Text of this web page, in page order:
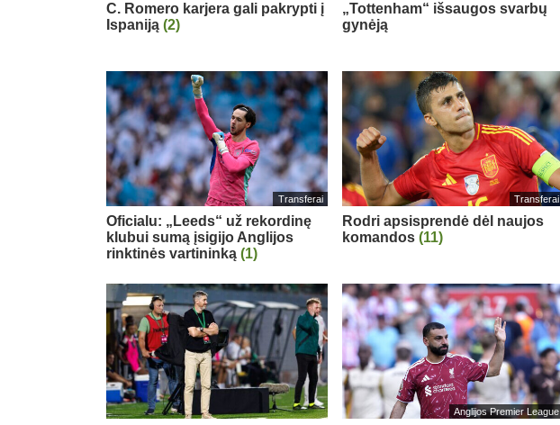
C. Romero karjera gali pakrypti į
Ispaniją (2)
„Tottenham“ išsaugos svarbų
gynėją
Transferai
Oficialu: „Leeds“ už rekordinę
klubui sumą įsigijo Anglijos
rinktinės vartininką (1)
Transferai
Rodri apsisprendė dėl naujos
komandos(11)
Anglijos Premier League